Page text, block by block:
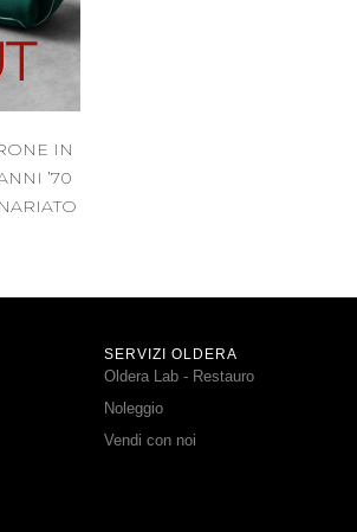
IN
’70
SERVIZI OLDERA
Oldera Lab - Restauro
Noleggio
Vendi con noi